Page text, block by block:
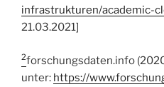
infrastrukturen/academic-
21.03.2021]
2forschungsdaten.info
unter: https://